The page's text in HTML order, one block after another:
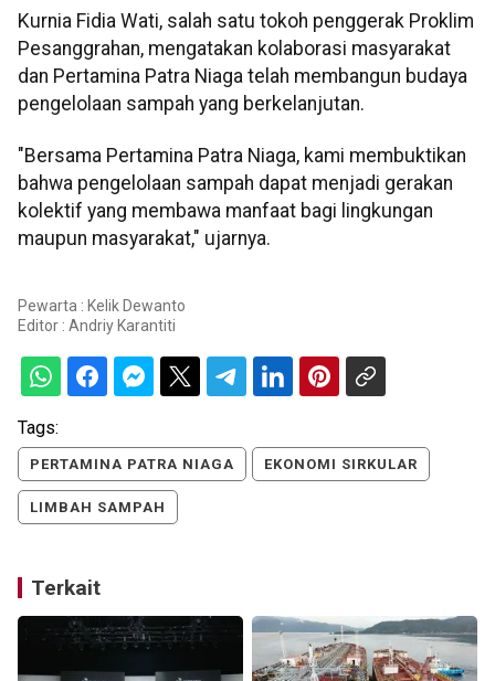
Kurnia Fidia Wati, salah satu tokoh penggerak Proklim
Pesanggrahan, mengatakan kolaborasi masyarakat
dan Pertamina Patra Niaga telah membangun budaya
pengelolaan sampah yang berkelanjutan.
"Bersama Pertamina Patra Niaga, kami membuktikan
bahwa pengelolaan sampah dapat menjadi gerakan
kolektif yang membawa manfaat bagi lingkungan
maupun masyarakat," ujarnya.
Pewarta : Kelik Dewanto
Editor : Andriy Karantiti
Tags:
PERTAMINA PATRA NIAGA EKONOMI SIRKULAR
LIMBAH SAMPAH
Terkait